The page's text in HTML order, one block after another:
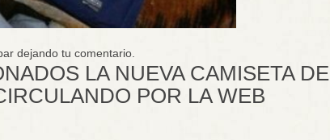
dejando tu comentario.
LA NUEVA CAMISETA DE
POR LA WEB